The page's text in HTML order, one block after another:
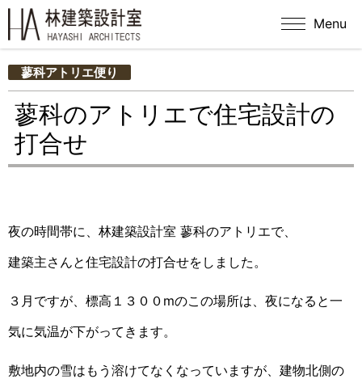
Menu
蓼科アトリエ便り
蓼科のアトリエで住宅設計の
打合せ
夜の時間帯に、林建築設計室 蓼科のアトリエで、
建築主さんと住宅設計の打合せをしました。
３月ですが、標高１３００mのこの場所は、夜になると一
気に気温が下がってきます。
敷地内の雪はもう溶けてなくなっていますが、建物北側の